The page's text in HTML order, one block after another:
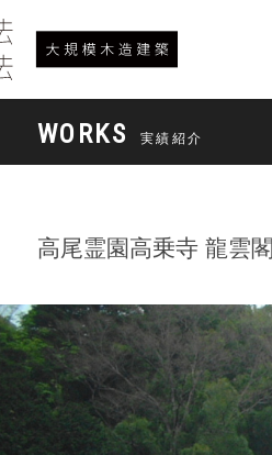
WORKS 実績紹介
高尾霊園高乗寺 龍雲閣